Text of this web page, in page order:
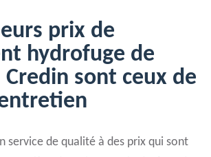
prix de
hydrofuge de
sont ceux de
service de qualité à des prix qui sont